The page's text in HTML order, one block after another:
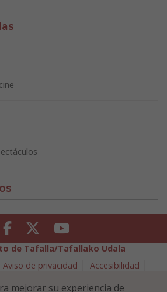
Facebook Twitter Youtube
de Tafalla/Tafallako Udala
Aviso de privacidad
Accesibilidad
mejorar su experiencia de